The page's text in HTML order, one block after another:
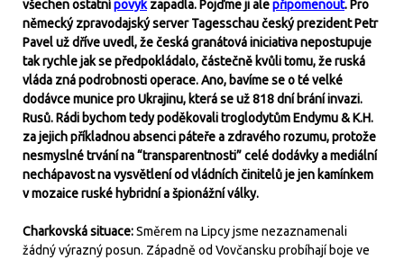
všechen ostatnípovyk zapadla. Pojďme ji alepřipomenout. Pro
německý zpravodajský server Tagesschau český prezident Petr
Pavel už dříve uvedl, že česká granátová iniciativa nepostupuje
tak rychle jak se předpokládalo, částečně kvůli tomu, že ruská
vláda zná podrobnosti operace. Ano, bavíme se o té velké
dodávce munice pro Ukrajinu, která se už 818 dní brání invazi.
Rusů. Rádi bychom tedy poděkovali troglodytům Endymu & K.H.
za jejich příkladnou absenci páteře a zdravého rozumu, protože
nesmyslné trvání na “transparentnosti” celé dodávky a mediální
nechápavost na vysvětlení od vládních činitelů je jen kamínkem
v mozaice ruské hybridní a špionážní války.
Charkovská situace:Směrem na Lipcy jsme nezaznamenali
žádný výrazný posun. Západně od Vovčansku probíhají boje ve